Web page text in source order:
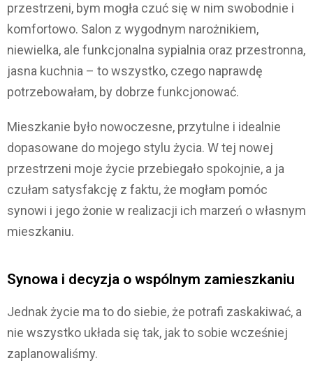
przestrzeni, bym mogła czuć się w nim swobodnie i
komfortowo. Salon z wygodnym narożnikiem,
niewielka, ale funkcjonalna sypialnia oraz przestronna,
jasna kuchnia – to wszystko, czego naprawdę
potrzebowałam, by dobrze funkcjonować.
Mieszkanie było nowoczesne, przytulne i idealnie
dopasowane do mojego stylu życia. W tej nowej
przestrzeni moje życie przebiegało spokojnie, a ja
czułam satysfakcję z faktu, że mogłam pomóc
synowi i jego żonie w realizacji ich marzeń o własnym
mieszkaniu.
Synowa i decyzja o wspólnym zamieszkaniu
Jednak życie ma to do siebie, że potrafi zaskakiwać, a
nie wszystko układa się tak, jak to sobie wcześniej
zaplanowaliśmy.